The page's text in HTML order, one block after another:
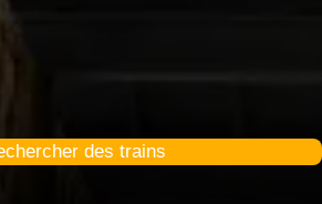
des trains